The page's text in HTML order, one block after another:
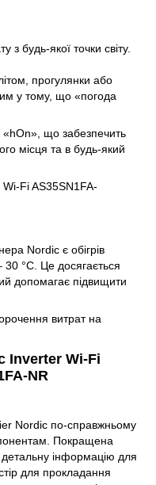
будь-якої точки світу.
прогулянки або
у тому, що «погода
що забезпечить
місця та в будь-який
Nordic є обігрів
30 °C. Це досягається
допомагає підвищити
витрат на
Nordic по-справжньому
Покращена
інформацію для
для прокладання